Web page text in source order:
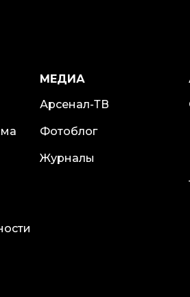
МЕДИА
Арсенал-ТВ
Фотоблог
Журналы